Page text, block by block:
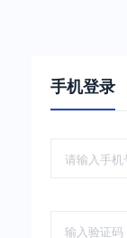
手机登录